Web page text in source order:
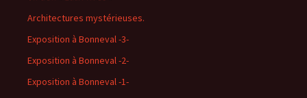
Architectures mystérieuses.
Exposition à Bonneval -3-
Exposition à Bonneval -2-
Exposition à Bonneval -1-